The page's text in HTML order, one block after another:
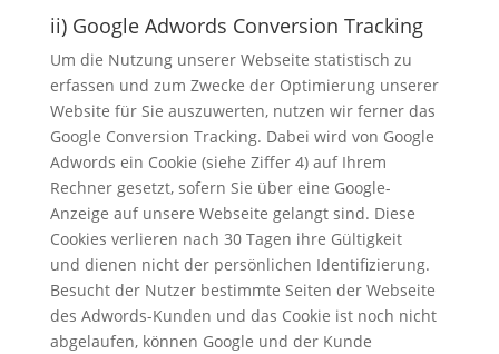
ii) Google Adwords Conversion Tracking
Um die Nutzung unserer Webseite statistisch zu
erfassen und zum Zwecke der Optimierung unserer
Website für Sie auszuwerten, nutzen wir ferner das
Google Conversion Tracking. Dabei wird von Google
Adwords ein Cookie (siehe Ziffer 4) auf Ihrem
Rechner gesetzt, sofern Sie über eine Google-
Anzeige auf unsere Webseite gelangt sind. Diese
Cookies verlieren nach 30 Tagen ihre Gültigkeit
und dienen nicht der persönlichen Identifizierung.
Besucht der Nutzer bestimmte Seiten der Webseite
des Adwords-Kunden und das Cookie ist noch nicht
abgelaufen, können Google und der Kunde